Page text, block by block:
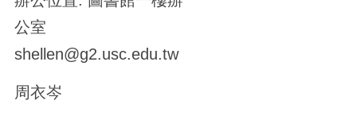
公室
shellen@g2.usc.edu.tw
周衣岑